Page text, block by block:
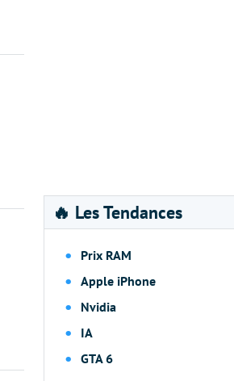
🔥 Les Tendances
Prix RAM
Apple iPhone
Nvidia
IA
GTA 6